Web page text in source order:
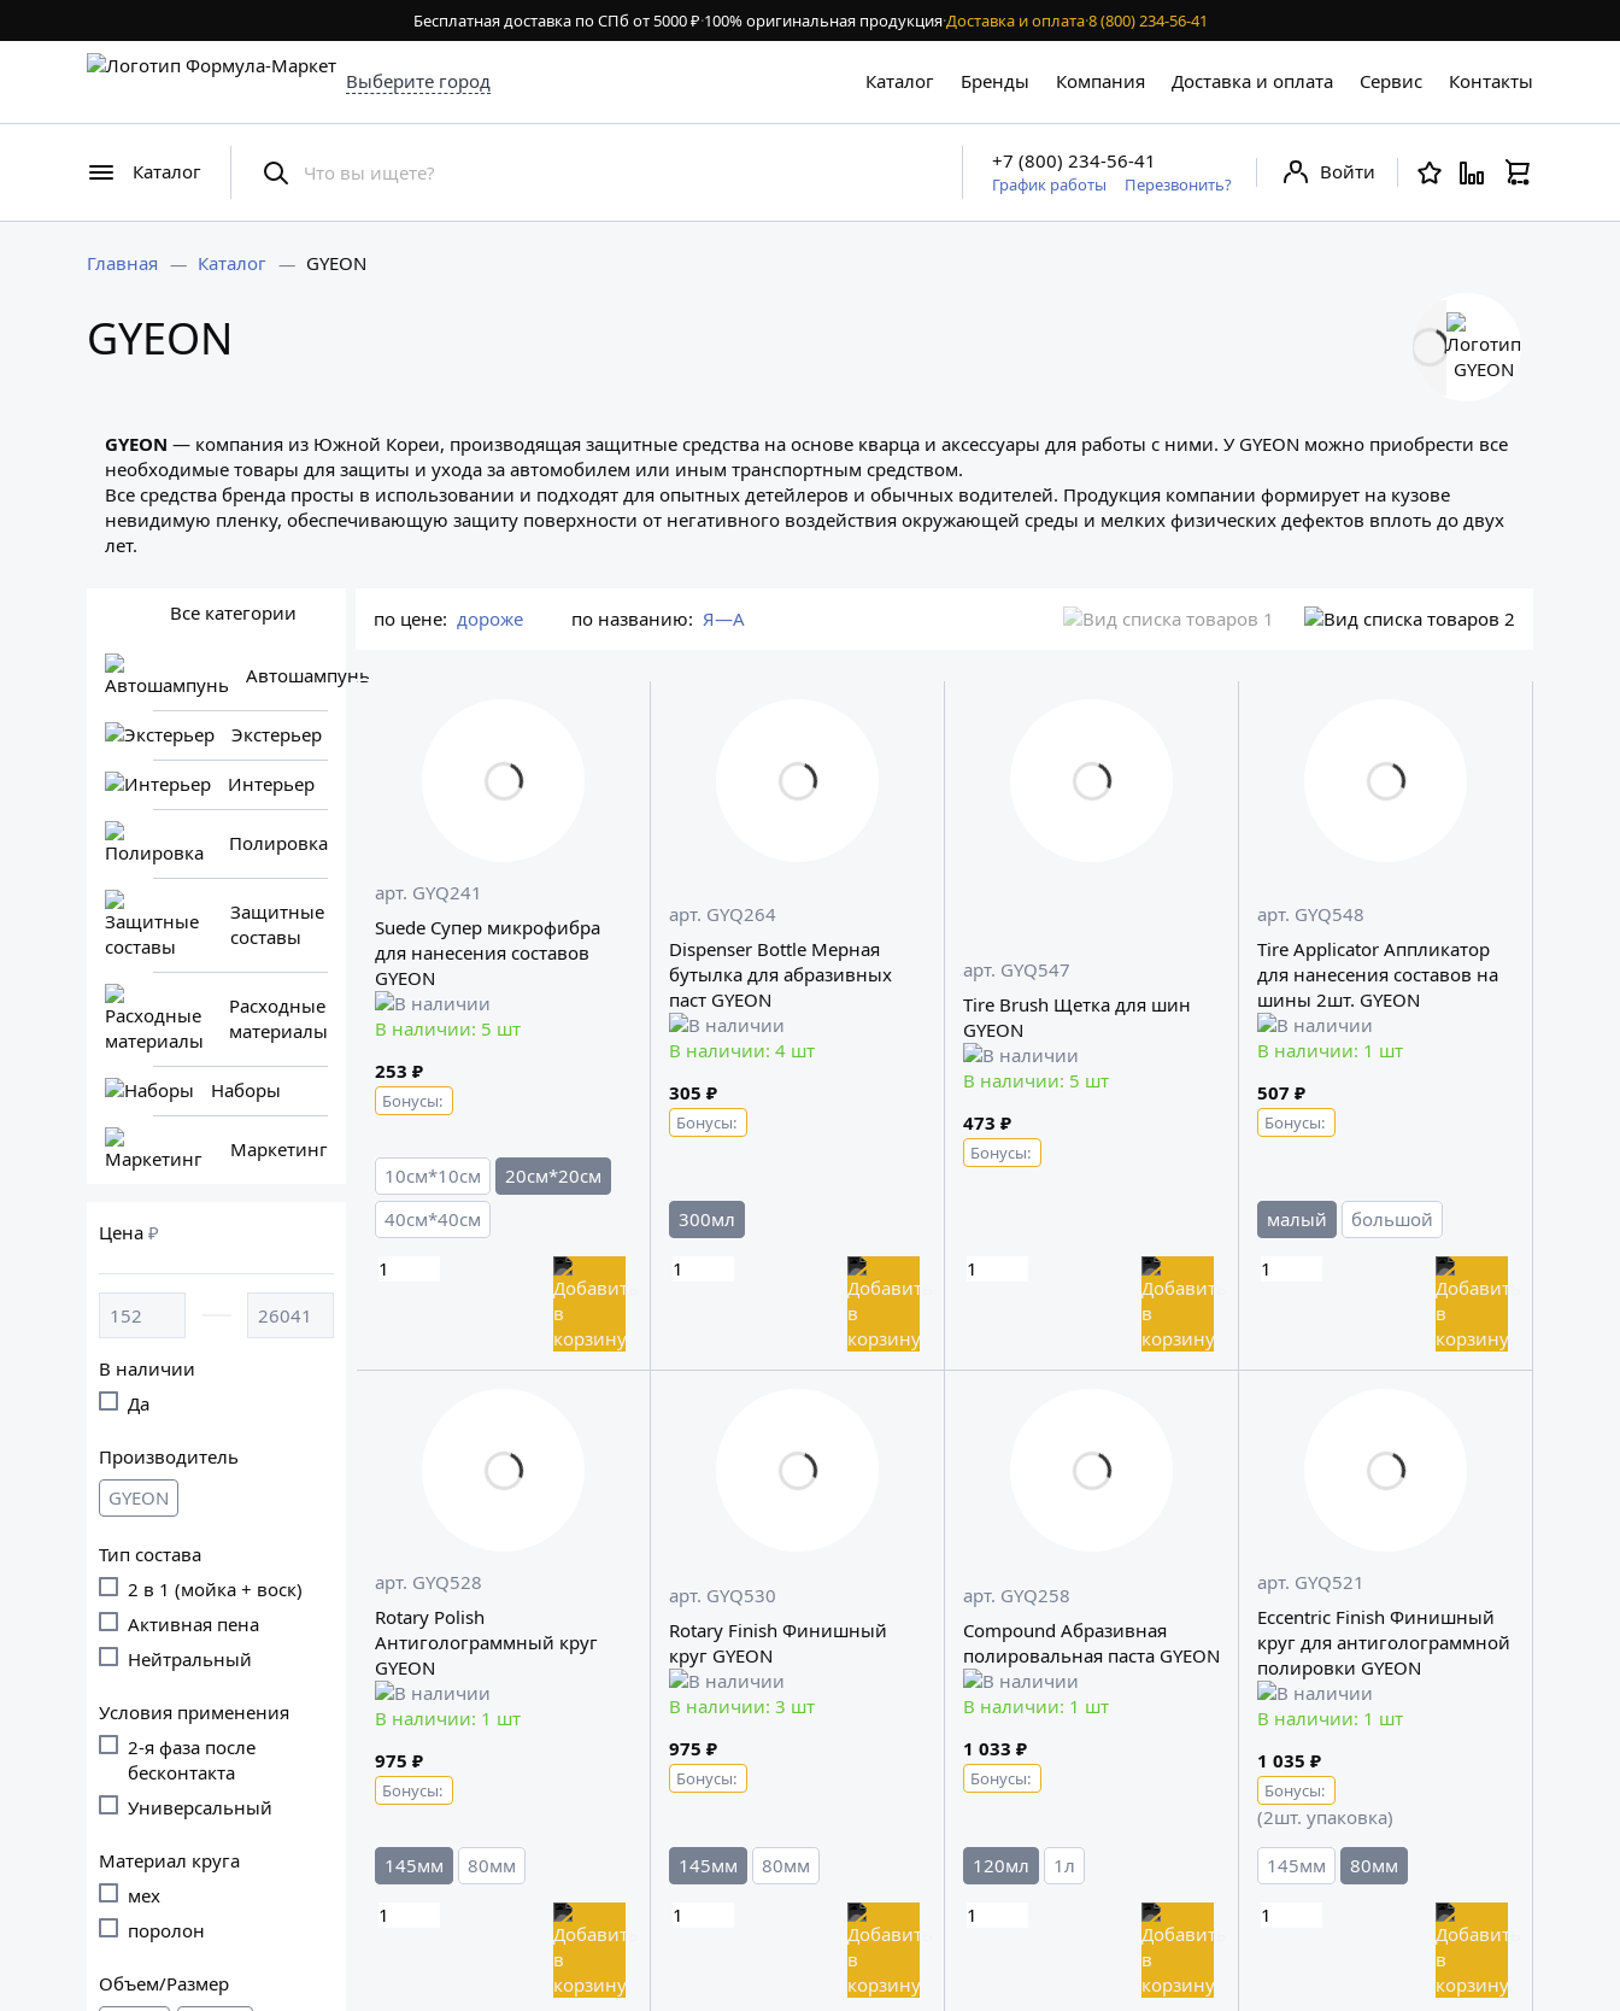
Бесплатная доставка по СПб от 5000 ₽·100% оригинальная продукция·Доставка и оплата·8 (800) 234-56-41
Выберите город Каталог Бренды Компания Доставка и оплата Сервис Контакты
Каталог +7 (800) 234-56-41
График работы Перезвонить?
Войти
Главная Каталог GYEON
GYEON
GYEON — компания из Южной Кореи, производящая защитные средства на основе кварца и аксессуары для работы с ними. У GYEON можно приобрести все
необходимые товары для защиты и ухода за автомобилем или иным транспортным средством.
Все средства бренда просты в использовании и подходят для опытных детейлеров и обычных водителей. Продукция компании формирует на кузове
невидимую пленку, обеспечивающую защиту поверхности от негативного воздействия окружающей среды и мелких физических дефектов вплоть до двух
лет.
Все категории
Автошампунь
Экстерьер
Интерьер
Полировка
Защитные
составы
Расходные
материалы
Наборы
Маркетинг
Цена ₽
В наличии
Да
Производитель
GYEON
Тип состава
2 в 1 (мойка + воск)
Активная пена
Нейтральный
Условия применения
2-я фаза после
бесконтакта
Универсальный
Материал круга
мех
поролон
Объем/Размер
по цене: дороже по названию: Я—А
арт. GYQ241
Suede Супер микрофибра
для нанесения составов
GYEON
В наличии: 5 шт
253 ₽
Бонусы:
10см*10см
20см*20см
40см*40см
арт. GYQ264
Dispenser Bottle Мерная
бутылка для абразивных
паст GYEON
В наличии: 4 шт
305 ₽
Бонусы:
300мл
арт. GYQ547
Tire Brush Щетка для шин
GYEON
В наличии: 5 шт
473 ₽
Бонусы:
арт. GYQ548
Tire Applicator Аппликатор
для нанесения составов на
шины 2шт. GYEON
В наличии: 1 шт
507 ₽
Бонусы:
малый большой
арт. GYQ528
Rotary Polish
Антиголограммный круг
GYEON
В наличии: 1 шт
975 ₽
Бонусы:
145мм 80мм
арт. GYQ530
Rotary Finish Финишный
круг GYEON
В наличии: 3 шт
975 ₽
Бонусы:
145мм 80мм
арт. GYQ258
Compound Абразивная
полировальная паста GYEON
В наличии: 1 шт
1 033 ₽
Бонусы:
120мл 1л
арт. GYQ521
Eccentric Finish Финишный
круг для антиголограммной
полировки GYEON
В наличии: 1 шт
1 035 ₽
Бонусы:
(2шт. упаковка)
145мм
80мм